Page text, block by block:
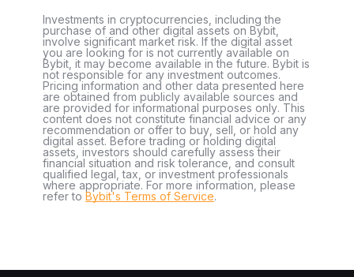
Investments in cryptocurrencies, including the
purchase of and other digital assets on Bybit,
involve significant market risk. If the digital asset
you are looking for is not currently available on
Bybit, it may become available in the future. Bybit is
not responsible for any investment outcomes.
Pricing information and other data presented here
are obtained from publicly available sources and
are provided for informational purposes only. This
content does not constitute financial advice or any
recommendation or offer to buy, sell, or hold any
digital asset. Before trading or holding digital
assets, investors should carefully assess their
financial situation and risk tolerance, and consult
qualified legal, tax, or investment professionals
where appropriate. For more information, please
refer to Bybit's Terms of Service.